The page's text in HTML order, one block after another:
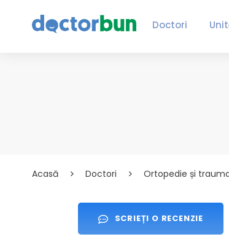
Doctori
Acasă Doctori Ortopedie și
SCRIEȚI O RECENZIE